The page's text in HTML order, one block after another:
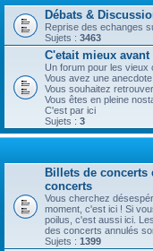
Débats &
Reprise des echanges
Sujets : 3463
C'etait mieux avant
Un forum pour les vieux
Vous avez une
Vous souhaitez
Vous êtes en pleine
C'est par ici
Sujets : 3
Billets de concerts
concerts
Vous cherchez
moment, c'est ici ! Si
poilus, c'est aussi ici.
des concerts annulés
Sujets : 1399